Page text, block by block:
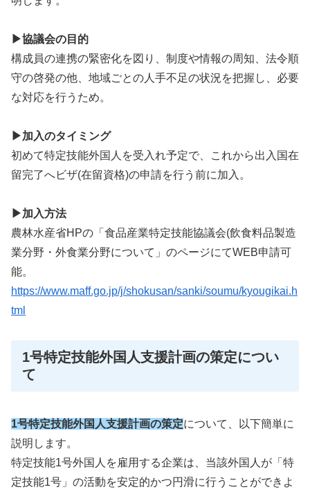
▶協議会の目的
構成員の連携の緊密化を図り、制度や情報の周知、法令順
守の啓発の他、地域ごとの人手不足の状況を把握し、必要
な対応を行うため。
▶加入のタイミング
初めて特定技能外国人を受入れ予定で、これから出入国在
留完了へビザ(在留資格)の申請を行う前に加入。
▶加入方法
農林水産省HPの「食品産業特定技能協議会(飲食料品製造
業分野・外食業分野について」のページにてWEB申請可
能。
https://www.maff.go.jp/j/shokusan/sanki/soumu/kyougikai.h
tml
1号特定技能外国人支援計画の策定につい
て
1号特定技能外国人支援計画の策定について、以下簡単に
説明します。
特定技能1号外国人を雇用する企業は、当該外国人が「特
定技能1号」の活動を安定的かつ円滑に行うことができよ